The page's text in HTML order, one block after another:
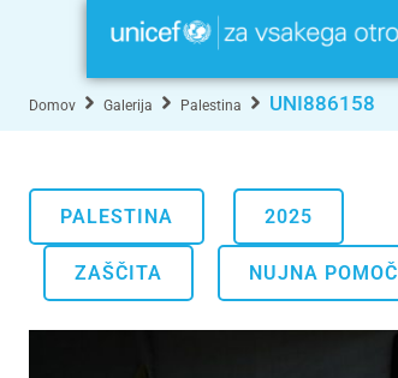
Domov Galerija Palestina UNI886158
PALESTINA 2025
ZAŠČITA NUJNA POMOČ